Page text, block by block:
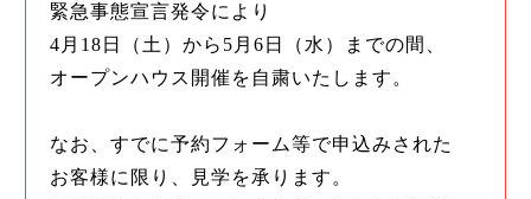
緊急事態宣言発令により
4月18日（土）から5月6日（水）までの間、
オープンハウス開催を自粛いたします。
なお、すでに予約フォーム等で申込みされた
お客様に限り、見学を承ります。